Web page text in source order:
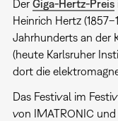
Der Giga-Hertz-Preis
Heinrich Hertz
Jahrhunderts an der
(heute Karlsruher
dort die
Das Festival im
von IMATRONIC